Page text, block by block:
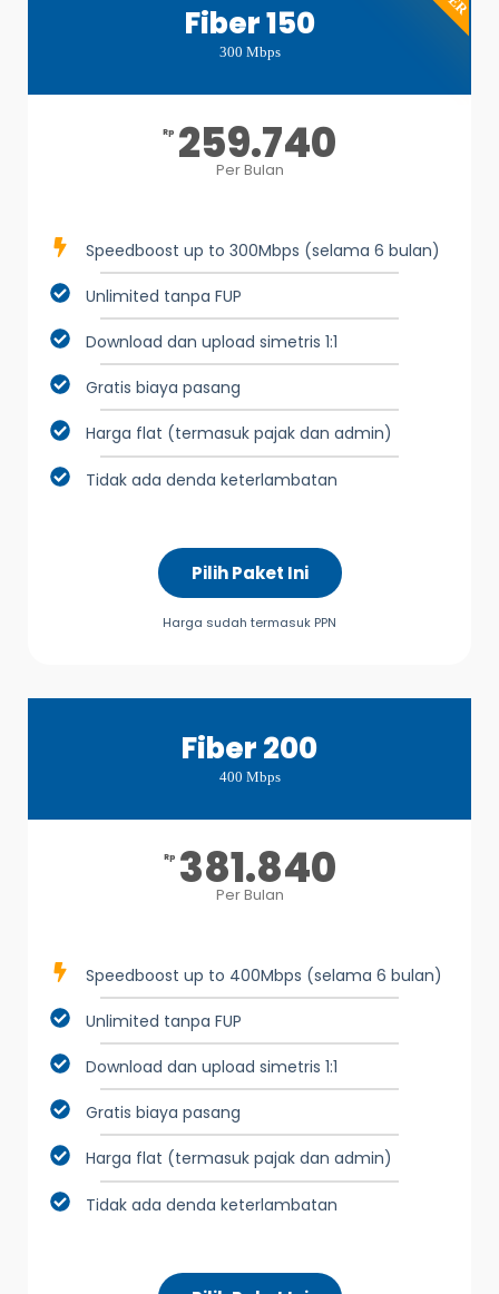
Fiber 150
300 Mbps
Rp 259.740
Per Bulan
Speedboost up to 300Mbps (selama 6 bulan)
Unlimited tanpa FUP
Download dan upload simetris 1:1
Gratis biaya pasang
Harga flat (termasuk pajak dan admin)
Tidak ada denda keterlambatan
Pilih Paket Ini
Harga sudah termasuk PPN
Fiber 200
400 Mbps
Rp 381.840
Per Bulan
Speedboost up to 400Mbps (selama 6 bulan)
Unlimited tanpa FUP
Download dan upload simetris 1:1
Gratis biaya pasang
Harga flat (termasuk pajak dan admin)
Tidak ada denda keterlambatan